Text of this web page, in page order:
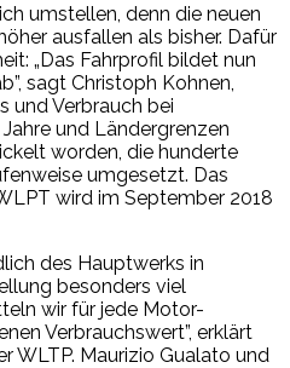
umstellen, denn die neuen
ausfallen als bisher. Dafür
„Das Fahrprofil bildet nun
sagt Christoph Kohnen,
und Verbrauch bei
und Ländergrenzen
worden, die hunderte
umgesetzt. Das
wird im September 2018
des Hauptwerks in
besonders viel
wir für jede Motor-
Verbrauchswert”, erklärt
WLTP. Maurizio Gualato und